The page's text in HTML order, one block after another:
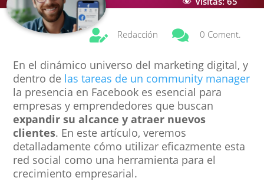
 Redacción  0 Coment.
En el dinámico universo del marketing digital, y
dentro de las tareas de un community manager
la presencia en Facebook es esencial para
empresas y emprendedores que buscan
expandir su alcance y atraer nuevos
clientes. En este artículo, veremos
detalladamente cómo utilizar eficazmente esta
red social como una herramienta para el
crecimiento empresarial.